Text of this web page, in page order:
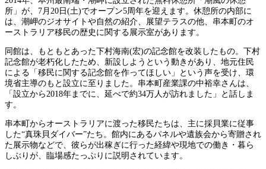
所」が、7月20日(土)でオープン5周年を迎えます。休憩所の内部に
は、潮岬のジオサイトや自然の紹介、展望テラスの他、串本町のオ
ーストラリア移民の歴史に関する展示室があります。
同館は、もともとあった下村海南(宏)の記念館を改装したもの。下村
記念館が老朽化したため、新設しようという動きがあり、地元住民
による「移民に関する記念館を作ってほしい」という声を受け、環
境省主導のもと設立に至りました。串本町産業課の中裕幸さんは、
「設立から2018年までに、延べで約34万人が訪れました」と話しま
す。
串本町からオーストラリアに渡った移民たちは、主に採貝業に従事
した“真珠貝ダイバー”たち。館内にあるパネルや遺族会から寄贈され
た展示物などで、彼らが出稼ぎに行った経緯や現地での働き・暮ら
しぶりが、臨場感たっぷりに説明されています。